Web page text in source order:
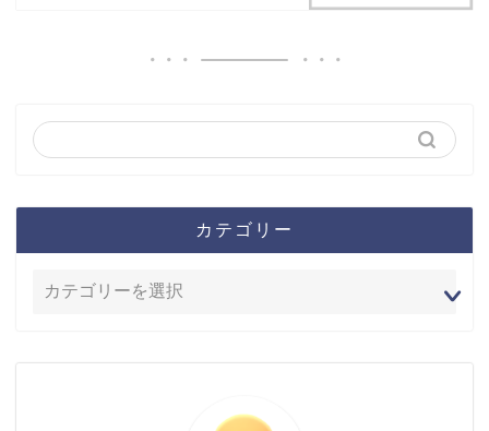
カテゴリー